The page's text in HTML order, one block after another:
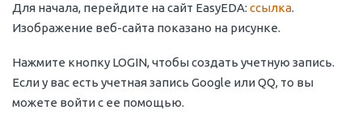
Для начала, перейдите на сайт EasyEDA: ссылка.
Изображение веб-сайта показано на рисунке.
Нажмите кнопку LOGIN, чтобы создать учетную запись.
Если у вас есть учетная запись Google или QQ, то вы
можете войти с ее помощью.